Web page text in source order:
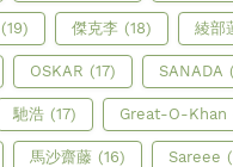
(19) 傑克李 (18) 綾部
OSKAR (17) SANADA
馳浩 (17) Great-O-Khan
馬沙齋藤 (16) Sareee